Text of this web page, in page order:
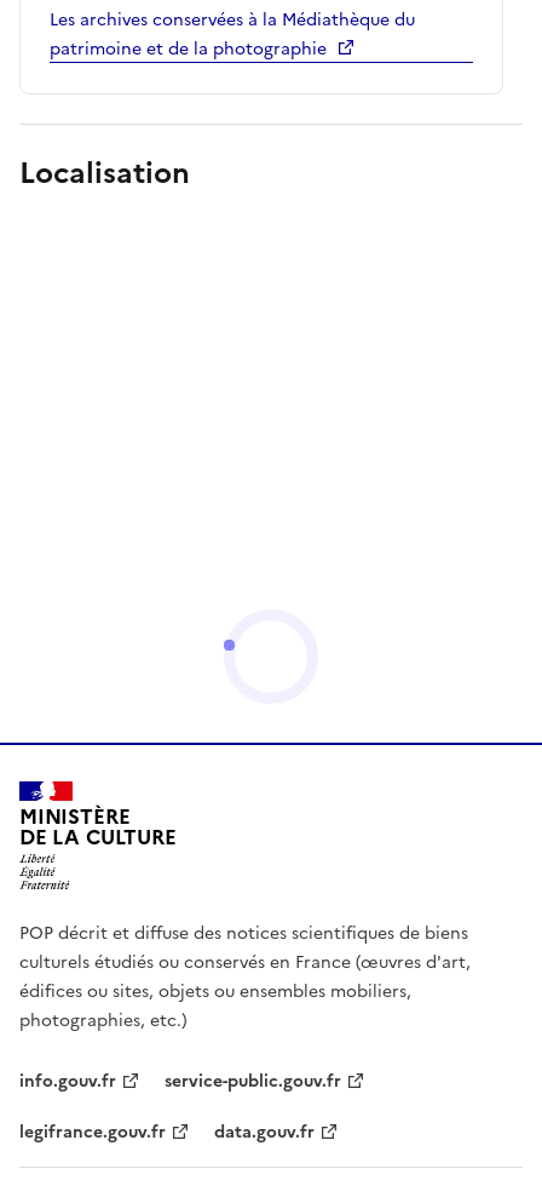
Les archives conservées à la Médiathèque du
patrimoine et de la photographie
Localisation
MINISTÈRE
DE LA CULTURE
POP décrit et diffuse des notices scientifiques de biens
culturels étudiés ou conservés en France (œuvres d'art,
édifices ou sites, objets ou ensembles mobiliers,
photographies, etc.)
info.gouv.fr
service-public.gouv.fr
legifrance.gouv.fr
data.gouv.fr